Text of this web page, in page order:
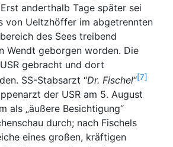
anderthalb Tage später sei
von Ueltzhöffer im abgetrennten
des Sees treibend
Wendt geborgen worden. Die
gebracht und dort
SS-Stabsarzt “Dr. Fischel“ 7
der USR am 5. August
als „äußere Besichtigung“
durch; nach Fischels
eines großen, kräftigen